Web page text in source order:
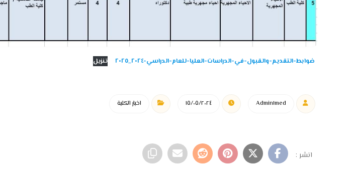
ضوابط-التقديم-والقبول-في-الدراسات-العليا-للعام-الدراسي-٢٠٢٤_٢٠٢٥ تنزيل
Admin١med ١٥/٠٥/٢٠٢٤ اخبار الكلية